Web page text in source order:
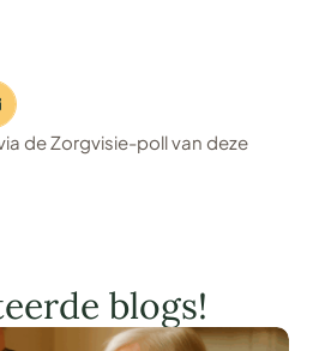
de Zorgvisie-poll van deze
blogs!